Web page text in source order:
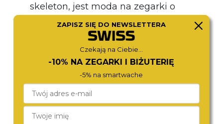
skeleton, jest moda na zegarki o
niebanalnym designie. Odkryte
tarcze lub ich fragmenty są
uważane za eleganckie i
wyrafinowane, dlatego modele te
cieszą się zainteresowaniem wśród
osób, które chcą dodać sobie
prestiżu i podkreślić indywidualny
ZAPISZ SIĘ DO NEWSLETTERA
Czekają na Ciebie...
-10% NA ZEGARKI I BIŻUTERIĘ
-5% na smartwache